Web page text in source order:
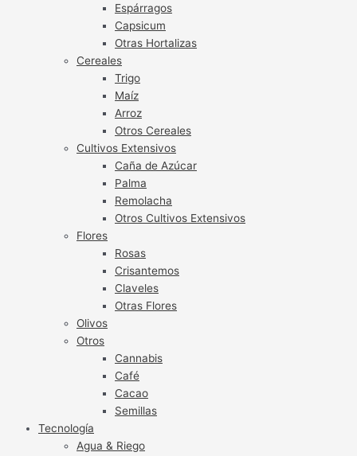
Espárragos
Capsicum
Otras Hortalizas
Cereales
Trigo
Maíz
Arroz
Otros Cereales
Cultivos Extensivos
Caña de Azúcar
Palma
Remolacha
Otros Cultivos Extensivos
Flores
Rosas
Crisantemos
Claveles
Otras Flores
Olivos
Otros
Cannabis
Café
Cacao
Semillas
Tecnología
Agua & Riego